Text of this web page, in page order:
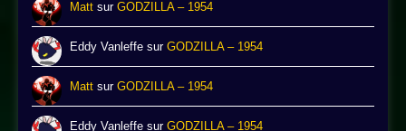
Matt surGODZILLA – 1954
Eddy Vanleffe surGODZILLA – 1954
Matt surGODZILLA – 1954
Eddy Vanleffe surGODZILLA – 1954